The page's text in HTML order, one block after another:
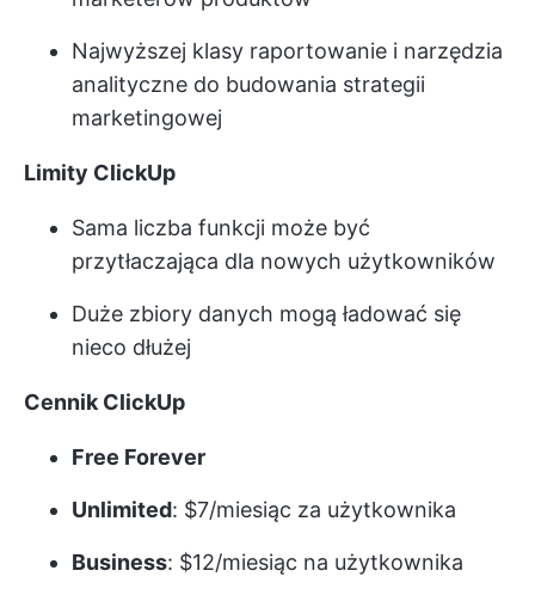
Najwyższej klasy raportowanie i narzędzia
analityczne do budowania strategii
marketingowej
Limity ClickUp
Sama liczba funkcji może być
przytłaczająca dla nowych użytkowników
Duże zbiory danych mogą ładować się
nieco dłużej
Cennik ClickUp
Free Forever
Unlimited: $7/miesiąc za użytkownika
Business: $12/miesiąc na użytkownika